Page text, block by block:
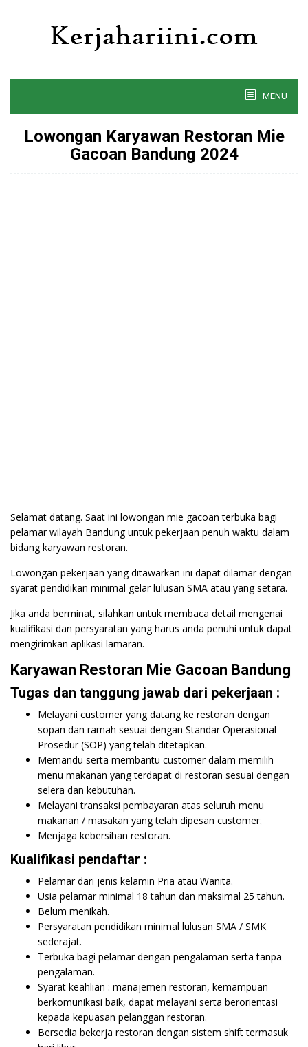
MENU
Lowongan Karyawan Restoran Mie
Gacoan Bandung 2024
Selamat datang. Saat ini lowongan mie gacoan terbuka bagi
pelamar wilayah Bandung untuk pekerjaan penuh waktu dalam
bidang karyawan restoran.
Lowongan pekerjaan yang ditawarkan ini dapat dilamar dengan
syarat pendidikan minimal gelar lulusan SMA atau yang setara.
Jika anda berminat, silahkan untuk membaca detail mengenai
kualifikasi dan persyaratan yang harus anda penuhi untuk dapat
mengirimkan aplikasi lamaran.
Karyawan Restoran Mie Gacoan Bandung
Tugas dan tanggung jawab dari pekerjaan :
Melayani customer yang datang ke restoran dengan
sopan dan ramah sesuai dengan Standar Operasional
Prosedur (SOP) yang telah ditetapkan.
Memandu serta membantu customer dalam memilih
menu makanan yang terdapat di restoran sesuai dengan
selera dan kebutuhan.
Melayani transaksi pembayaran atas seluruh menu
makanan / masakan yang telah dipesan customer.
Menjaga kebersihan restoran.
Kualifikasi pendaftar :
Pelamar dari jenis kelamin Pria atau Wanita.
Usia pelamar minimal 18 tahun dan maksimal 25 tahun.
Belum menikah.
Persyaratan pendidikan minimal lulusan SMA / SMK
sederajat.
Terbuka bagi pelamar dengan pengalaman serta tanpa
pengalaman.
Syarat keahlian : manajemen restoran, kemampuan
berkomunikasi baik, dapat melayani serta berorientasi
kepada kepuasan pelanggan restoran.
Bersedia bekerja restoran dengan sistem shift termasuk